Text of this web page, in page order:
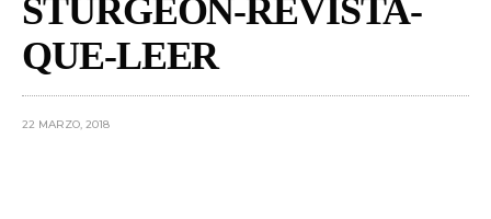
STURGEON-REVISTA-
QUE-LEER
22 MARZO, 2018